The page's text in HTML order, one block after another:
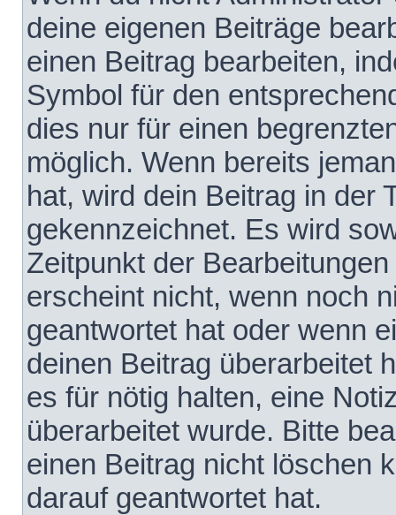
deine eigenen Beiträge
einen Beitrag bearbeiten,
Symbol für den
dies nur für einen
möglich. Wenn bereits
hat, wird dein Beitrag in der
gekennzeichnet. Es wird
Zeitpunkt der
erscheint nicht, wenn noch
geantwortet hat oder wenn
deinen Beitrag überarbeitet
es für nötig halten, eine
überarbeitet wurde. Bitte
einen Beitrag nicht löschen
darauf geantwortet hat.